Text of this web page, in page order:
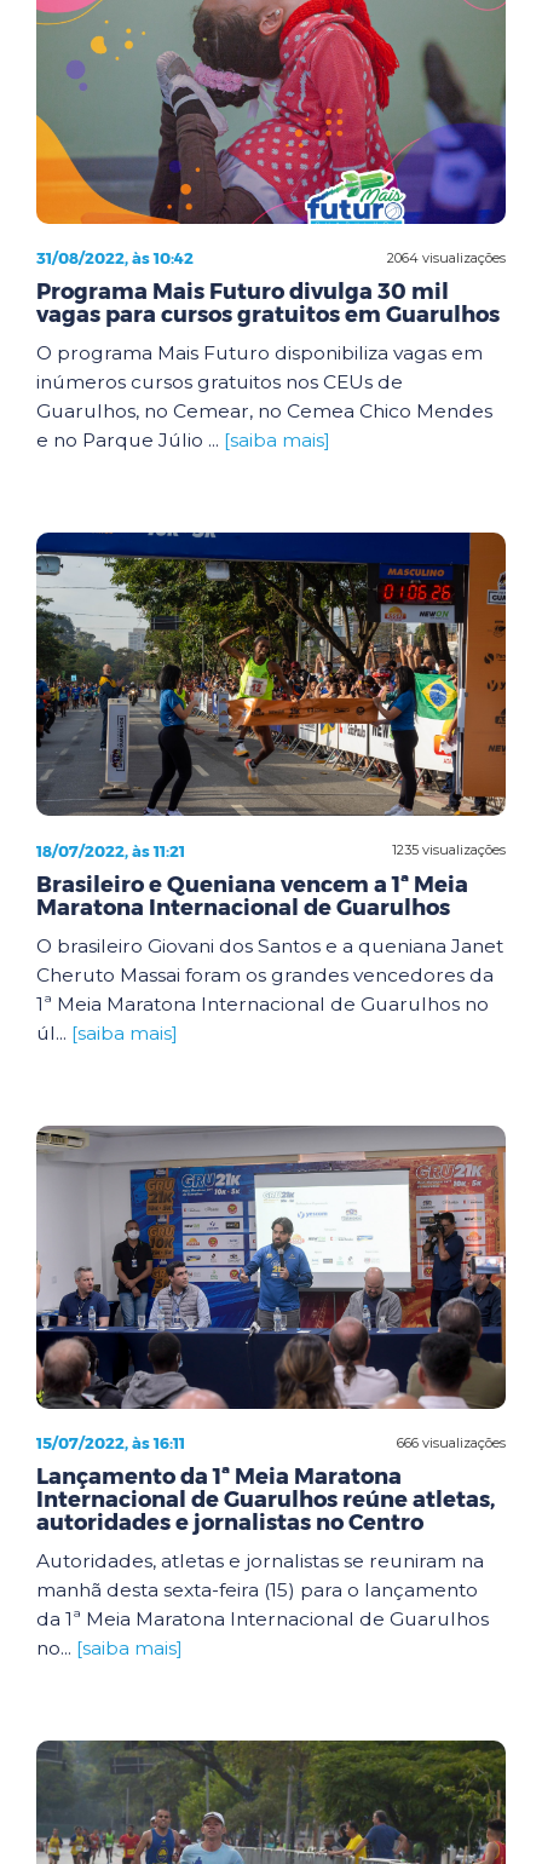
2064 visualizações
31/08/2022, às 10:42
Programa Mais Futuro divulga 30 mil
vagas para cursos gratuitos em Guarulhos
O programa Mais Futuro disponibiliza vagas em
inúmeros cursos gratuitos nos CEUs de
Guarulhos, no Cemear, no Cemea Chico Mendes
e no Parque Júlio ... [saiba mais]
1235 visualizações
18/07/2022, às 11:21
Brasileiro e Queniana vencem a 1ª Meia
Maratona Internacional de Guarulhos
O brasileiro Giovani dos Santos e a queniana Janet
Cheruto Massai foram os grandes vencedores da
1ª Meia Maratona Internacional de Guarulhos no
úl... [saiba mais]
666 visualizações
15/07/2022, às 16:11
Lançamento da 1ª Meia Maratona
Internacional de Guarulhos reúne atletas,
autoridades e jornalistas no Centro
Autoridades, atletas e jornalistas se reuniram na
manhã desta sexta-feira (15) para o lançamento
da 1ª Meia Maratona Internacional de Guarulhos
no... [saiba mais]